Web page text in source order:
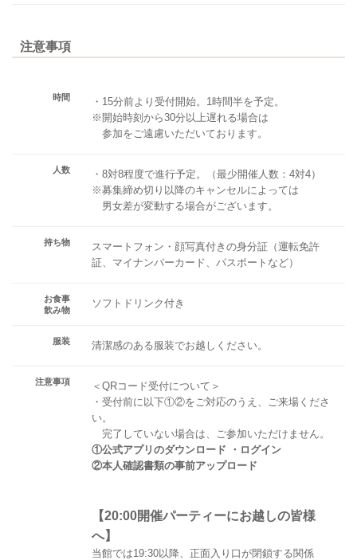
注意事項
時間
・15分前より受付開始。1時間半を予定。
※開始時刻から30分以上遅れる場合は
参加をご遠慮いただいております。
人数
・8対8程度で進行予定。（最少開催人数：4対4）
※募集締め切り以降のキャンセルによっては
男女差が変動する場合がございます。
持ち物
スマートフォン・顔写真付きの身分証（運転免許
証、マイナンバーカード、パスポートなど）
お食事
飲み物
ソフトドリンク付き
服装 清潔感のある服装でお越しください。
注意事項
＜QRコード受付について＞
・受付前に以下①②をご対応のうえ、ご来場くださ
い。
完了していない場合は、ご参加いただけません。
①公式アプリのダウンロード ・ログイン
②本人確認書類の事前アップロード
【20:00開催パーティーにお越しの皆様
へ】
当館では19:30以降、正面入り口が閉鎖する関係